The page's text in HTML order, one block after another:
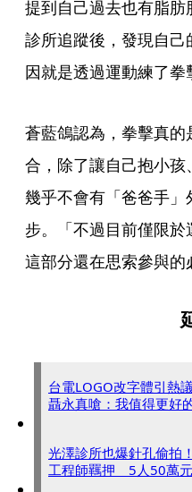
提到自己過去也有脂
診所追蹤後，發現自
因就是透過運動練了拳
蒼藍鴿認為，拳擊真
合，除了讓自己抱小
幾乎不會有「爸爸手
步。「不過目前僅限
這部分還在思索參與的
台電LOGO改字體引熱
聶永真嗆：我值得更好
光澤診所也爆針孔偷拍
工程師羈押 5人50萬